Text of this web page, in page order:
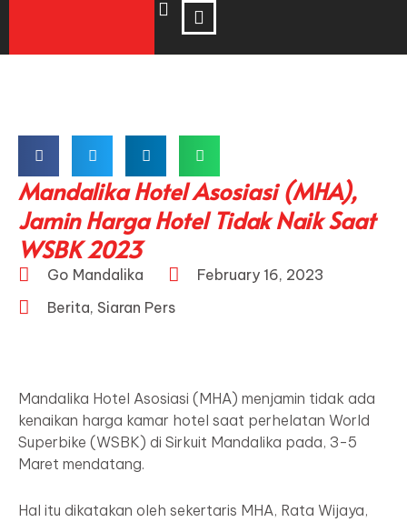
Mandalika Hotel Asosiasi (MHA),
Jamin Harga Hotel Tidak Naik Saat
WSBK 2023
Go Mandalika
February 16, 2023
Berita, Siaran Pers
Mandalika Hotel Asosiasi (MHA) menjamin tidak ada
kenaikan harga kamar hotel saat perhelatan World
Superbike (WSBK) di Sirkuit Mandalika pada, 3-5
Maret mendatang.
Hal itu dikatakan oleh sekertaris MHA, Rata Wijaya,